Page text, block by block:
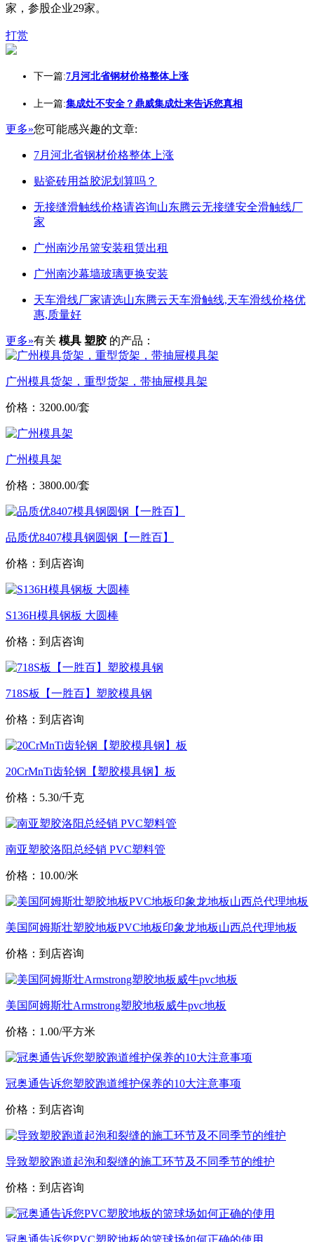
家，参股企业29家。
打赏
下一篇:7月河北省钢材价格整体上涨
上一篇:集成灶不安全？鼎威集成灶来告诉您真相
更多»您可能感兴趣的文章:
7月河北省钢材价格整体上涨
贴瓷砖用益胶泥划算吗？
无接缝滑触线价格请咨询山东腾云无接缝安全滑触线厂
家
广州南沙吊篮安装租赁出租
广州南沙幕墙玻璃更换安装
天车滑线厂家请选山东腾云天车滑触线,天车滑线价格优
惠,质量好
更多»有关 模具 塑胶 的产品：
广州模具货架，重型货架，带抽屉模具架
价格：3200.00/套
广州模具架
价格：3800.00/套
品质优8407模具钢圆钢【一胜百】
价格：到店咨询
S136H模具钢板 大圆棒
价格：到店咨询
718S板【一胜百】塑胶模具钢
价格：到店咨询
20CrMnTi齿轮钢【塑胶模具钢】板
价格：5.30/千克
南亚塑胶洛阳总经销 PVC塑料管
价格：10.00/米
美国阿姆斯壮塑胶地板PVC地板印象龙地板山西总代理地板
价格：到店咨询
美国阿姆斯壮Armstrong塑胶地板威牛pvc地板
价格：1.00/平方米
冠奥通告诉您塑胶跑道维护保养的10大注意事项
价格：到店咨询
导致塑胶跑道起泡和裂缝的施工环节及不同季节的维护
价格：到店咨询
冠奥通告诉您PVC塑胶地板的篮球场如何正确的使用